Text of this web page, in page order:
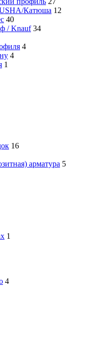
Катюша 12
40
/ Knauf 34
4
4
1
16
арматура 5
1
4